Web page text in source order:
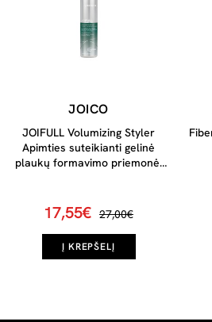
JOICO
JOIFULL Volumizing Styler
Apimties suteikianti gelinė
plaukų formavimo priemonė,
17,55€ 27,00€
Į KREPŠELĮ